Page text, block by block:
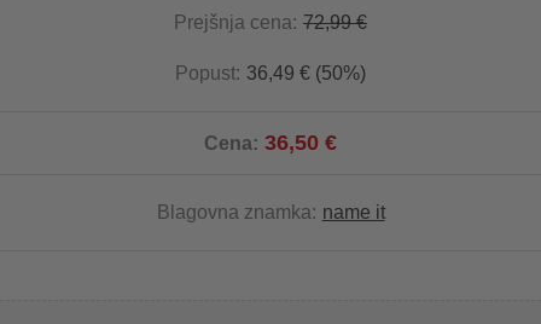
Prejšnja cena: 72,99 €
Popust: 36,49 € (50%)
Cena: 36,50 €
Blagovna znamka: name it